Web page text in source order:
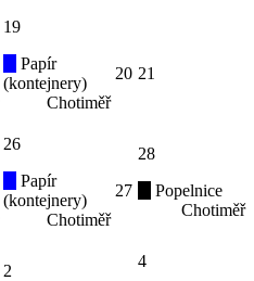
19
Papír
(kontejnery)
Chotiměř
20 21
26
Papír
(kontejnery)
Chotiměř
27
28
Popelnice
Chotiměř
2
4